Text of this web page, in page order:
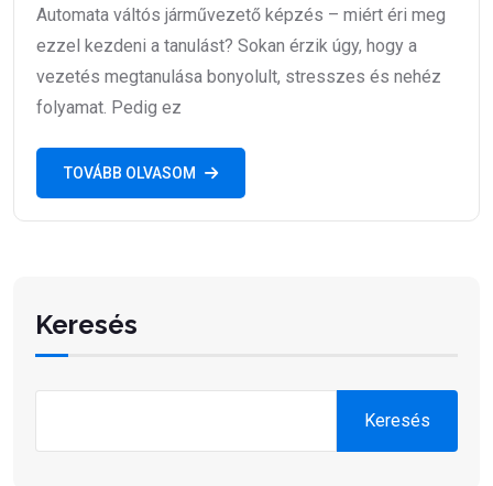
Automata váltós járművezető képzés – miért éri meg
ezzel kezdeni a tanulást? Sokan érzik úgy, hogy a
vezetés megtanulása bonyolult, stresszes és nehéz
folyamat. Pedig ez
TOVÁBB OLVASOM
Keresés
Keresés